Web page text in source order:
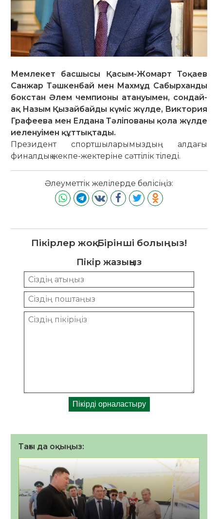
Мемлекет басшысы Қасым-Жомарт Тоқаев
Санжар Тәшкенбай мен Махмұд Сабырханды
бокстан Әлем чемпионы атануымен, сондай-
ақ Назым Қызайбайды күміс жүлде, Виктория
Графеева мен Елдана Тәліпованы қола жүлде
иеленуімен құттықтады.
Президент спортшыларымыздың алдағы
финалдық жекпе-жектеріне сәттілік тіледі.
Әлеуметтік желілерде бөлісіңіз:
Пікірлер жоқ. Бірінші болыңыз!
Пікір жазыңыз
Тағы да оқыңыз: